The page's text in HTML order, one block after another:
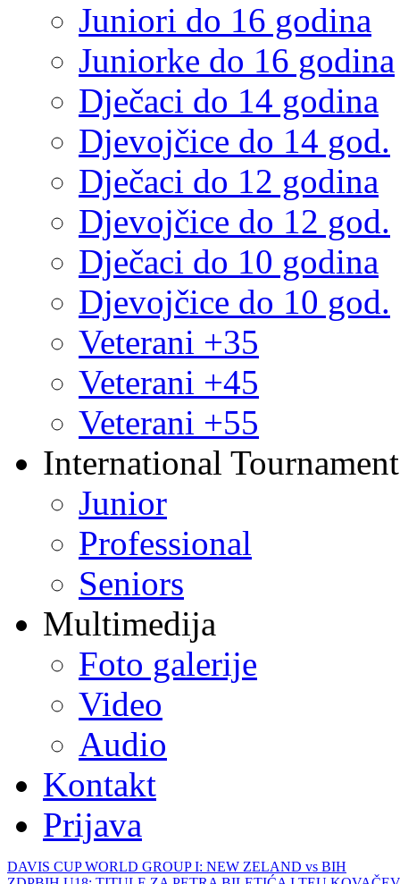
Juniori do 16 godina
Juniorke do 16 godina
Dječaci do 14 godina
Djevojčice do 14 god.
Dječaci do 12 godina
Djevojčice do 12 god.
Dječaci do 10 godina
Djevojčice do 10 god.
Veterani +35
Veterani +45
Veterani +55
International
Junior
Professional
Seniors
Multimedija
Foto galerije
Video
Audio
Kontakt
Prijava
DAVIS CUP WORLD GROUP I: NEW ZELAND vs BIH